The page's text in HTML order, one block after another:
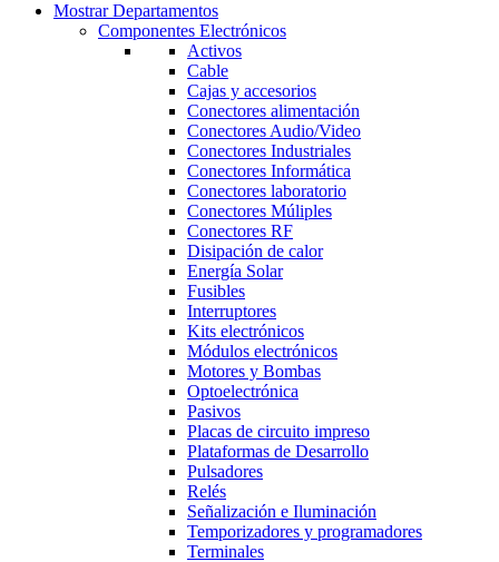
Mostrar Departamentos
Componentes Electrónicos
Activos
Cable
Cajas y accesorios
Conectores alimentación
Conectores Audio/Video
Conectores Industriales
Conectores Informática
Conectores laboratorio
Conectores Múliples
Conectores RF
Disipación de calor
Energía Solar
Fusibles
Interruptores
Kits electrónicos
Módulos electrónicos
Motores y Bombas
Optoelectrónica
Pasivos
Placas de circuito impreso
Plataformas de Desarrollo
Pulsadores
Relés
Señalización e Iluminación
Temporizadores y programadores
Terminales